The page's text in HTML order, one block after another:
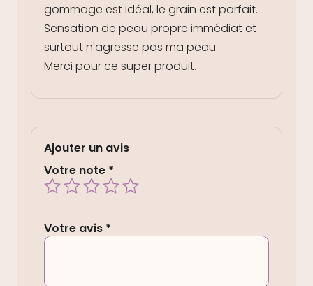
gommage est idéal, le grain est parfait.
Sensation de peau propre immédiat et
surtout n'agresse pas ma peau.
Merci pour ce super produit.
Ajouter un avis
Votre note *
Votre avis *